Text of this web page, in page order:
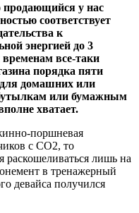
продающийся у нас
соответствует
к
энергией до 3
все-таки
порядка пяти
домашних или
или бумажным
хватает.
поршневая
с СО2, то
раскошеливаться лишь на
в тренажерный
девайса получился